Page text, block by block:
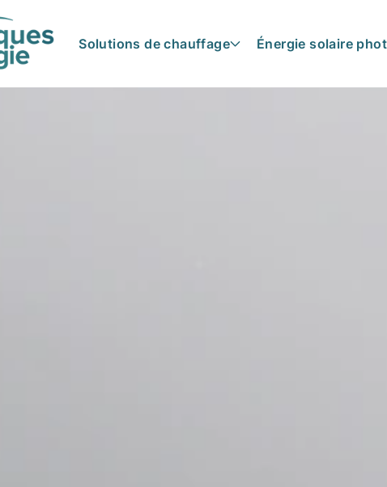
Solutions de chauffage Énergie solaire